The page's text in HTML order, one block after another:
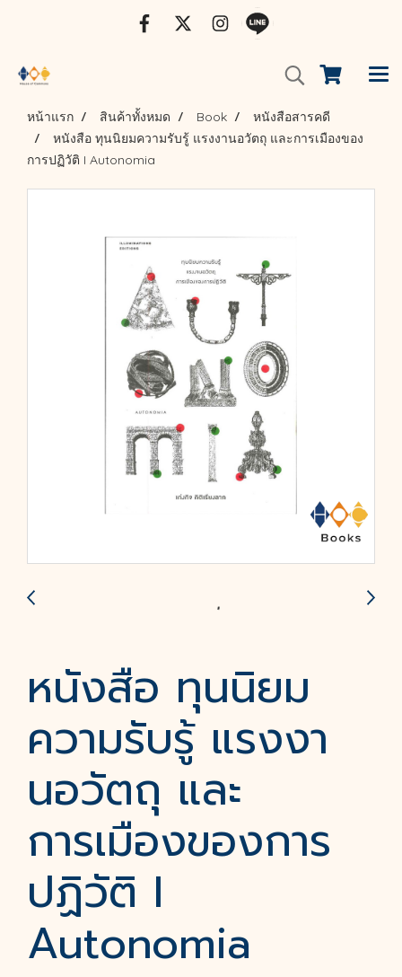
หน้าแรก สินค้าทั้งหมด Book
หนังสือสารคดี
หนังสือ ทุนนิยมความรับรู้ แรงงานอวัตถุ และการเมืองของ
การปฏิวัติ I Autonomia
หนังสือ ทุนนิยม
ความรับรู้ แรงงา
นอวัตถุ และ
การเมืองของการ
ปฏิวัติ I
Autonomia